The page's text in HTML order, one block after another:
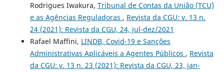
Rodrigues Iwakura, Tribunal de Contas da União (TCU)
e as Agências Reguladoras , Revista da CGU: v. 13 n.
24 (2021): Revista da CGU, 24, jul-dez/2021
Rafael Maffini, LINDB, Covid-19 e Sanções
Administrativas Aplicáveis a Agentes Públicos , Revista
da CGU: v. 13 n. 23 (2021): Revista da CGU, 23, jan-